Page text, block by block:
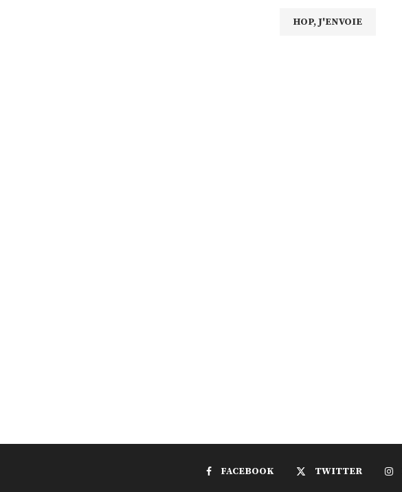
FACEBOOK TWITTER